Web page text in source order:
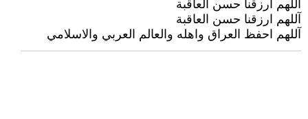
آللهم ارزقنا حسن العاقبة
آللهم ارزقنا حسن العاقبة
آللهم احفظ العراق واهله والعالم العربي والاسلامي